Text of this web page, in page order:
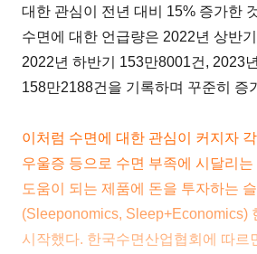
대한 관심이 전년 대비 15% 증가한
수면에 대한 언급량은 2022년 상반
2022년 하반기 153만8001건, 2023
158만2188건을 기록하며 꾸준히 증
이처럼 수면에 대한 관심이 커지자
우울증 등으로 수면 부족에 시달리는
도움이 되는 제품에 돈을 투자하는
(Sleeponomics, Sleep+Economics)
시작했다. 한국수면산업협회에 따르